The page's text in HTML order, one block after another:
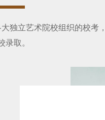
独立艺术院校组织的校考
录取。